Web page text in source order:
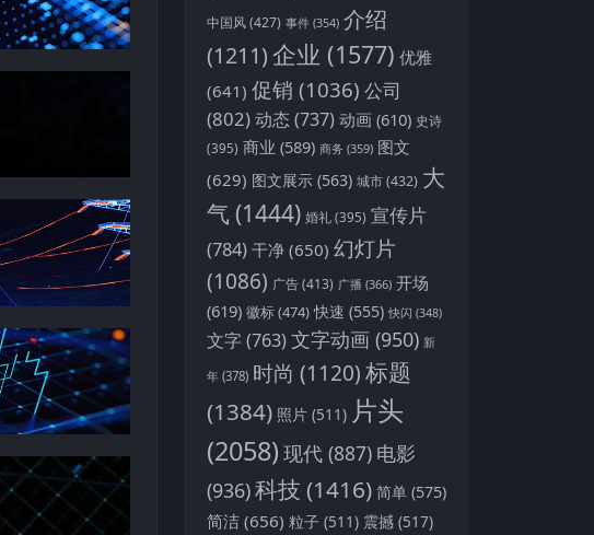
中国风(427) 事件 (354) 介绍
(1211)企业 (1577) 优雅
(641) 促销 (1036) 公司
(802)动态 (737) 动画 (610) 史诗
(395) 商业 (589) 商务 (359) 图文
(629) 图文展示 (563) 城市(432) 大
气 (1444) 婚礼 (395) 宣传片
(784) 干净 (650) 幻灯片
(1086) 广告(413) 广播 (366) 开场
(619) 徽标(474) 快速 (555) 快闪 (348)
文字(763)文字动画 (950) 新
年 (378) 时尚 (1120)标题
(1384) 照片 (511) 片头
(2058) 现代 (887) 电影
(936)科技 (1416) 简单 (575)
简洁 (656) 粒子 (511) 震撼 (517)